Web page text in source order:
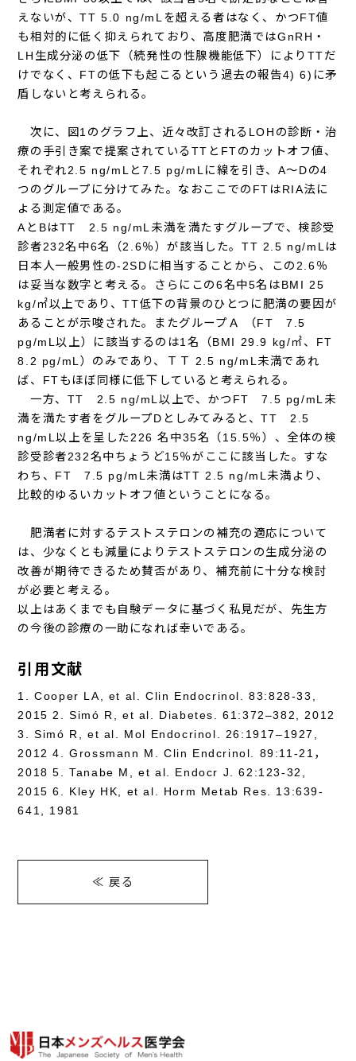
えないが、TT 5.0 ng/mLを超える者はなく、かつFT値
も相対的に低く抑えられており、高度肥満ではGnRH・
LH生成分泌の低下（続発性の性腺機能低下）によりTTだ
けでなく、FTの低下も起こるという過去の報告4) 6)に矛
盾しないと考えられる。
次に、図1のグラフ上、近々改訂されるLOHの診断・治
療の手引き案で提案されているTTとFTのカットオフ値、
それぞれ2.5 ng/mLと7.5 pg/mLに線を引き、A～Dの4
つのグループに分けてみた。なおここでのFTはRIA法に
よる測定値である。
AとBはTT 2.5 ng/mL未満を満たすグループで、検診受
診者232名中6名（2.6％）が該当した。TT 2.5 ng/mLは
日本人一般男性の-2SDに相当することから、この2.6％
は妥当な数字と考える。さらにこの6名中5名はBMI 25
kg/㎡以上であり、TT低下の背景のひとつに肥満の要因が
あることが示唆された。またグループＡ （FT 7.5
pg/mL以上）に該当するのは1名（BMI 29.9 kg/㎡、FT
8.2 pg/mL）のみであり、ＴＴ 2.5 ng/mL未満であれ
ば、FTもほぼ同様に低下していると考えられる。
一方、TT 2.5 ng/mL以上で、かつFT 7.5 pg/mL未
満を満たす者をグループDとしみてみると、TT 2.5
ng/mL以上を呈した226 名中35名（15.5％）、全体の検
診受診者232名中ちょうど15％がここに該当した。すな
わち、FT 7.5 pg/mL未満はTT 2.5 ng/mL未満より、
比較的ゆるいカットオフ値ということになる。
肥満者に対するテストステロンの補充の適応について
は、少なくとも減量によりテストステロンの生成分泌の
改善が期待できるため賛否があり、補充前に十分な検討
が必要と考える。
以上はあくまでも自験データに基づく私見だが、先生方
の今後の診療の一助になれば幸いである。
引用文献
1. Cooper LA, et al. Clin Endocrinol. 83:828-33,
2015 2. Simó R, et al. Diabetes. 61:372–382, 2012
3. Simó R, et al. Mol Endocrinol. 26:1917–1927,
2012 4. Grossmann M. Clin Endcrinol. 89:11-21，
2018 5. Tanabe M, et al. Endocr J. 62:123-32,
2015 6. Kley HK, et al. Horm Metab Res. 13:639-
641, 1981
≪ 戻る